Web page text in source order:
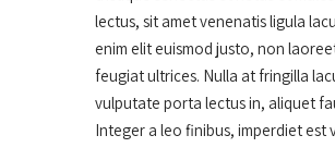
lectus, sit amet venenatis ligula
enim elit euismod justo, non
feugiat ultrices. Nulla at fringilla
vulputate porta lectus in, aliquet
Integer a leo finibus, imperdiet est